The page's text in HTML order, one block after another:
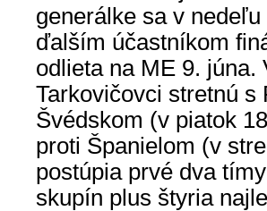
generálke sa v
ďalším účastníkom
odlieta na ME 9. júna.
Tarkovičovci stretnú
Švédskom (v piatok
proti Španielom (v
postúpia prvé dva
skupín plus štyria